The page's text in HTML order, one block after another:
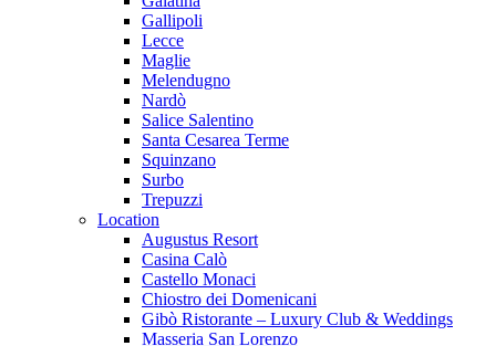
Gallipoli
Lecce
Maglie
Melendugno
Nardò
Salice Salentino
Santa Cesarea Terme
Squinzano
Surbo
Trepuzzi
Location
Augustus Resort
Casina Calò
Castello Monaci
Chiostro dei Domenicani
Gibò Ristorante – Luxury Club & Weddings
Masseria San Lorenzo